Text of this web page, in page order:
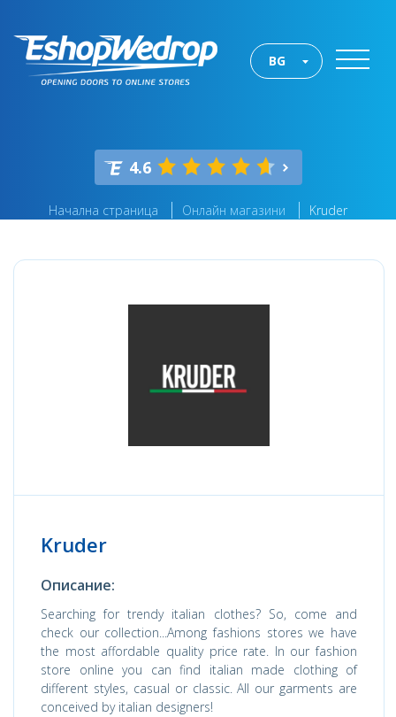
BG
4.6
Начална страница Онлайн магазини Kruder
Kruder
Описание:
Searching for trendy italian clothes? So, come and
check our collection...Among fashions stores we have
the most affordable quality price rate. In our fashion
store online you can find italian made clothing of
different styles, casual or classic. All our garments are
conceived by italian designers!